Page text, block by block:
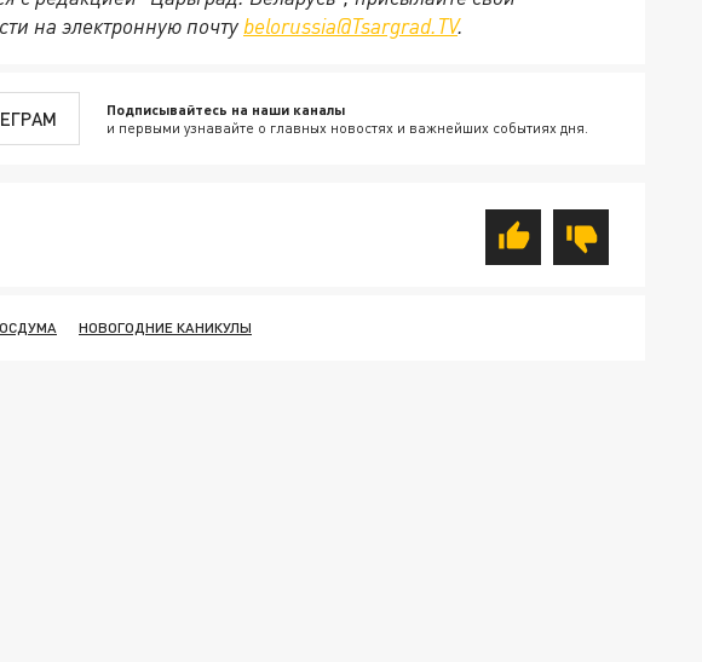
на электронную почту belorussia@Tsargrad.TV.
Подписывайтесь на наши каналы
и первыми узнавайте о главных новостях и важнейших событиях дня.
НОВОГОДНИЕ КАНИКУЛЫ